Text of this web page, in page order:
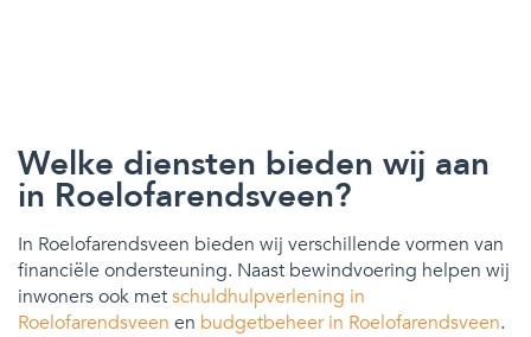
Welke diensten bieden wij aan
in Roelofarendsveen?
In Roelofarendsveen bieden wij verschillende vormen van
financiële ondersteuning. Naast bewindvoering helpen wij
inwoners ook metschuldhulpverlening in
Roelofarendsveen en budgetbeheer in Roelofarendsveen.